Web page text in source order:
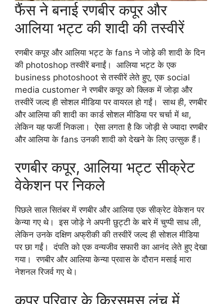
फैंस ने बनाई रणबीर कपूर और
आलिया भट्ट की शादी की तस्वीरें
रणबीर कपूर और आलिया भट्ट के fans ने जोड़े की शादी के दिन
की photoshop तस्वीरें बनाईं। आलिया भट्ट के एक
business photoshoot से तस्वीरें लेते हुए, एक social
media customer ने रणबीर कपूर को क्लिक में जोड़ा और
तस्वीरें जल्द ही सोशल मीडिया पर वायरल हो गईं। साथ ही, रणबीर
और आलिया की शादी का कार्ड सोशल मीडिया पर चर्चा में था,
लेकिन यह फर्जी निकला। ऐसा लगता है कि जोड़ी से ज्यादा रणबीर
और आलिया के fans उनकी शादी को देखने के लिए उत्सुक हैं।
रणबीर कपूर, आलिया भट्ट सीक्रेट
वेकेशन पर निकले
पिछले साल सितंबर में रणबीर और आलिया एक सीक्रेट वेकेशन पर
केन्या गए थे। इस जोड़े ने अपनी छुट्टी के बारे में चुप्पी साध ली,
लेकिन उनके दक्षिण अफ्रीकी की तस्वीरें जल्द ही सोशल मीडिया
पर छा गईं। दंपति को एक वन्यजीव सफारी का आनंद लेते हुए देखा
गया। रणबीर और आलिया केन्या प्रवास के दौरान मसाई मारा
नेशनल रिजर्व गए थे।
कपूर परिवार के क्रिसमस लंच में